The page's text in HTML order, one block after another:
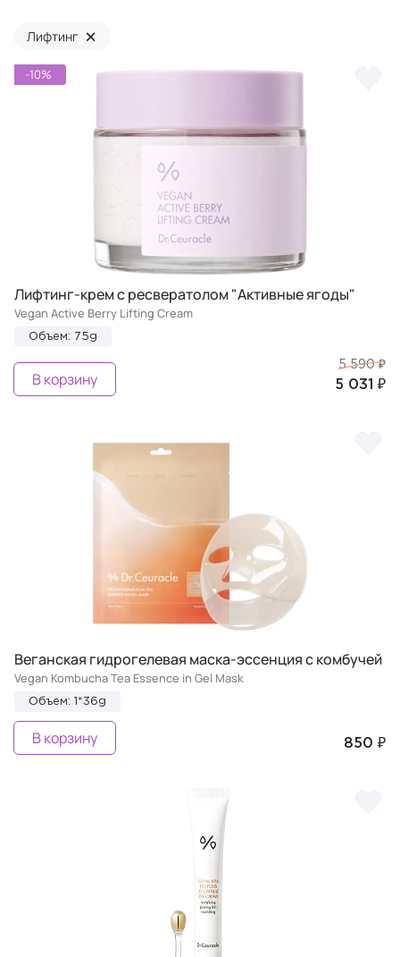
Лифтинг ×
-10%
Лифтинг-крем с ресвератолом "Активные ягоды"
Vegan Active Berry Lifting Cream
Объем: 75g
5 590 ₽
5 031 ₽
В корзину
Веганская гидрогелевая маска-эссенция с комбучей
Vegan Kombucha Tea Essence in Gel Mask
Объем: 1*36g
850 ₽
В корзину